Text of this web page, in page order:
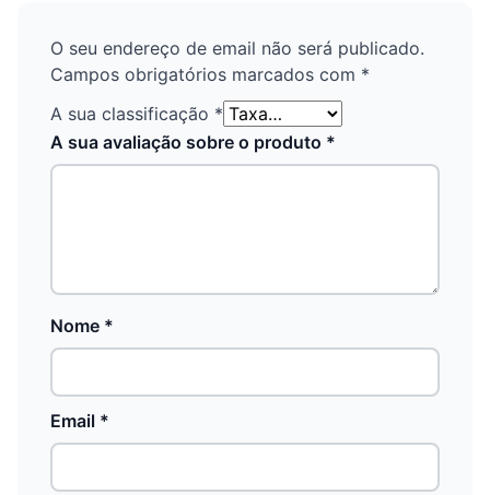
O seu endereço de email não será publicado.
Campos obrigatórios marcados com *
A sua classificação *
A sua avaliação sobre o produto *
Nome *
Email *